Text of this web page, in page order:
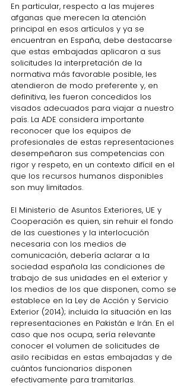
En particular, respecto a las mujeres
afganas que merecen la atención
principal en esos artículos y ya se
encuentran en España, debe destacarse
que estas embajadas aplicaron a sus
solicitudes la interpretación de la
normativa más favorable posible, les
atendieron de modo preferente y, en
definitiva, les fueron concedidos los
visados adecuados para viajar a nuestro
país. La ADE considera importante
reconocer que los equipos de
profesionales de estas representaciones
desempeñaron sus competencias con
rigor y respeto, en un contexto difícil en el
que los recursos humanos disponibles
son muy limitados.
El Ministerio de Asuntos Exteriores, UE y
Cooperación es quien, sin rehuir el fondo
de las cuestiones y la interlocución
necesaria con los medios de
comunicación, debería aclarar a la
sociedad española las condiciones de
trabajo de sus unidades en el exterior y
los medios de los que disponen, como se
establece en la Ley de Acción y Servicio
Exterior (2014); incluida la situación en las
representaciones en Pakistán e Irán. En el
caso que nos ocupa, sería relevante
conocer el volumen de solicitudes de
asilo recibidas en estas embajadas y de
cuántos funcionarios disponen
efectivamente para tramitarlas.